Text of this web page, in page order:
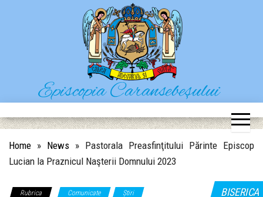
Episcopia Caransebeșului
Situl oficial al Episcopiei Caransebeșului
Home » News » Pastorala Preasfinţitului Părinte Episcop
Lucian la Praznicul Naşterii Domnului 2023
Rubrica Comunicate Știri
BISERICA